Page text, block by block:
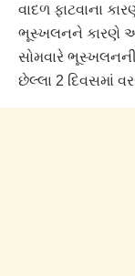
વાદળ ફાટવાના
ભૂસ્ખલનને કારણે
સોમવારે
છેલ્લા 2 દિવસમાં